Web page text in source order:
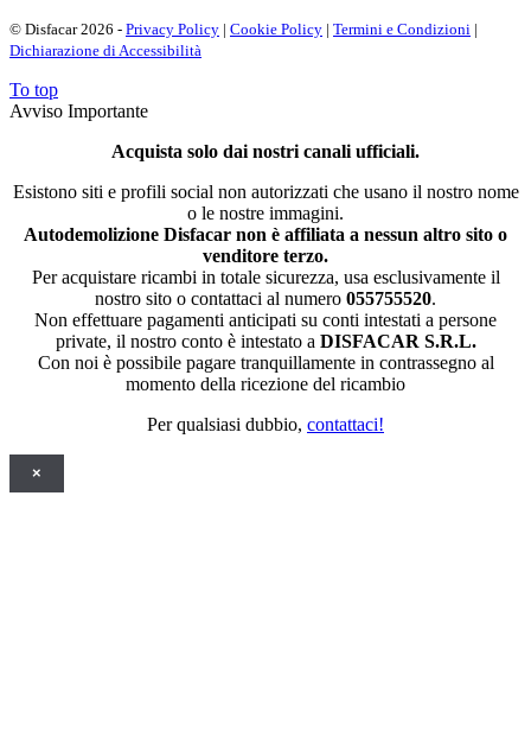
© Disfacar 2026 - Privacy Policy | Cookie Policy | Termini e Condizioni |
Dichiarazione di Accessibilità
To top
Avviso Importante
Acquista solo dai nostri canali ufficiali.
Esistono siti e profili social non autorizzati che usano il nostro nome
o le nostre immagini.
Autodemolizione Disfacar non è affiliata a nessun altro sito o
venditore terzo.
Per acquistare ricambi in totale sicurezza, usa esclusivamente il
nostro sito o contattaci al numero 055755520.
Non effettuare pagamenti anticipati su conti intestati a persone
private, il nostro conto è intestato a DISFACAR S.R.L.
Con noi è possibile pagare tranquillamente in contrassegno al
momento della ricezione del ricambio
Per qualsiasi dubbio, contattaci!
×